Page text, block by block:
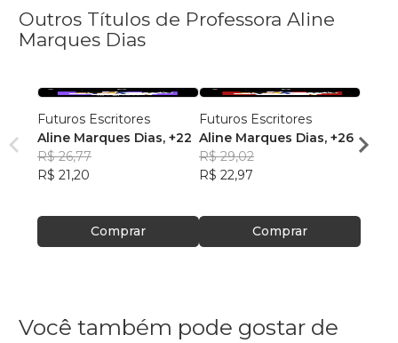
Outros Títulos de Professora Aline
Marques Dias
Futuros Escritores
Aline Marques Dias, +22
R$ 26,77
R$ 21,20
Comprar
Futuros Escritores
Aline Marques Dias, +26
R$ 29,02
R$ 22,97
Comprar
Ana
R$
Você também pode gostar de